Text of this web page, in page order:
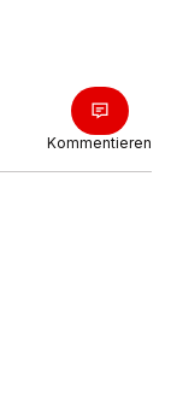
Kommentieren